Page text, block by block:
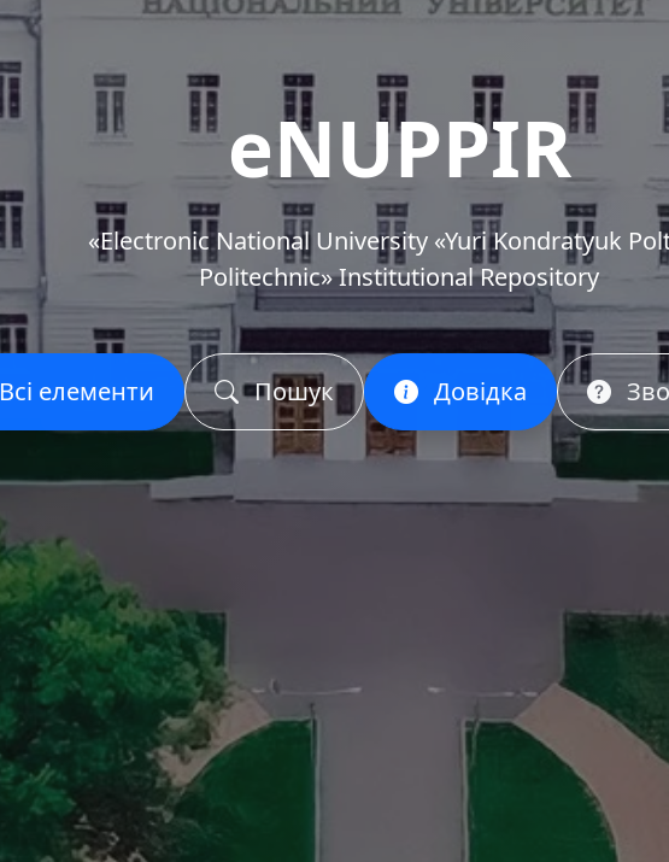
eNUPPIR
«Еlectronic National University «Yuri Kondratyuk
Politechnic» Institutional Repository
Всі елементи Пошук Довідка